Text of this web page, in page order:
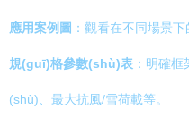
應用案例圖 ：觀看在不同場景
規(guī)格參數(shù)表 ：明確
(shù)、最大抗風/雪荷載等。